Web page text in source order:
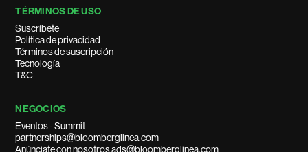
TÉRMINOS DE USO
Suscríbete
Política de privacidad
Términos de suscripción
Tecnología
T&C
NEGOCIOS
Eventos - Summit
partnerships@bloomberglinea.com
Anúnciate con nosotros ads@bloomberglinea.com